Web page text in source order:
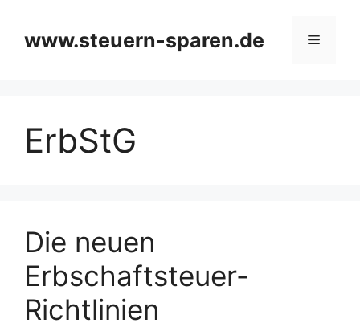
springen
www.steuern-sparen.de Menü
ErbStG
Die neuen
Erbschaftsteuer-
Richtlinien